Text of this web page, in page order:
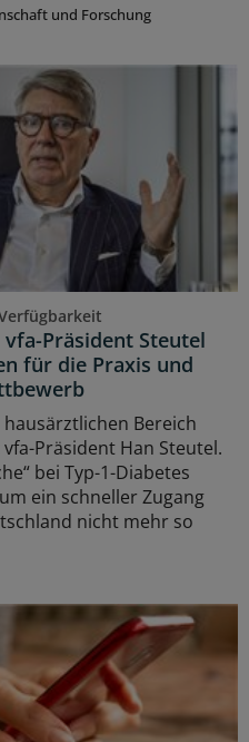
und Forschung
vfa-Präsident Steutel
für die Praxis und
Bereich
Präsident Han Steutel.
bei Typ-1-Diabetes
ein schneller Zugang
nicht mehr so